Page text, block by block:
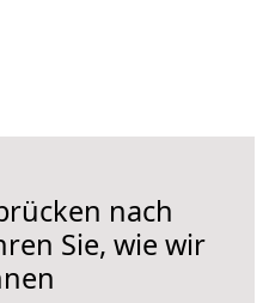
nach
Sie, wie wir